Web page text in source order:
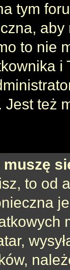
tym
to nie
i
Jest też
muszę
to od